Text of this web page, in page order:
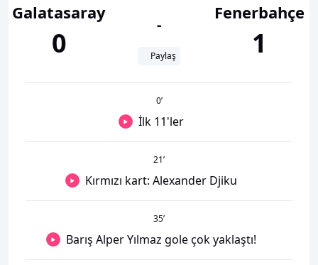
Galatasaray
0
-
Paylaş
Fenerbahçe
1
0’
İlk 11'ler
21’
Kırmızı kart: Alexander Djiku
35’
Barış Alper Yılmaz gole çok yaklaştı!